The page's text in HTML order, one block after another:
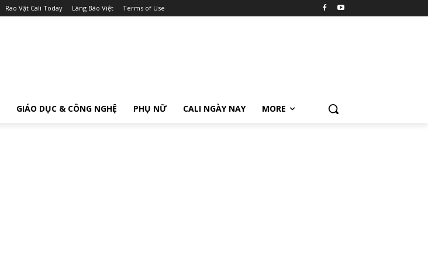
Rao Vặt Cali Today Làng Báo Việt Terms of Use
GIÁO DỤC & CÔNG NGHỆ PHỤ NỮ CALI NGÀY NAY MORE